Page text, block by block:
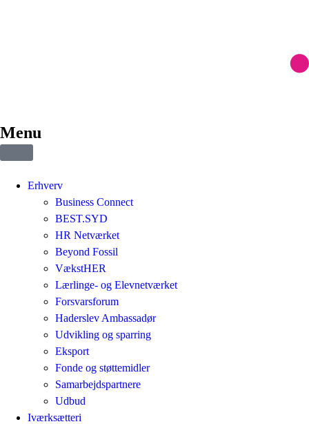
Menu
Erhverv
Business Connect
BEST.SYD
HR Netværket
Beyond Fossil
VækstHER
Lærlinge- og Elevnetværket
Forsvarsforum
Haderslev Ambassadør
Udvikling og sparring
Eksport
Fonde og støttemidler
Samarbejdspartnere
Udbud
Iværksætteri